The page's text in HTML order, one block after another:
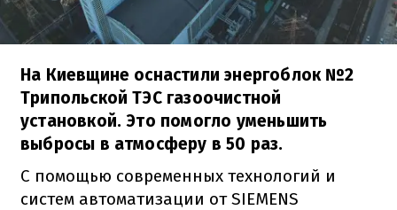
На Киевщине оснастили энергоблок №2
Трипольской ТЭС газоочистной
установкой. Это помогло уменьшить
выбросы в атмосферу в 50 раз.
С помощью современных технологий и
систем автоматизации от SIEMENS